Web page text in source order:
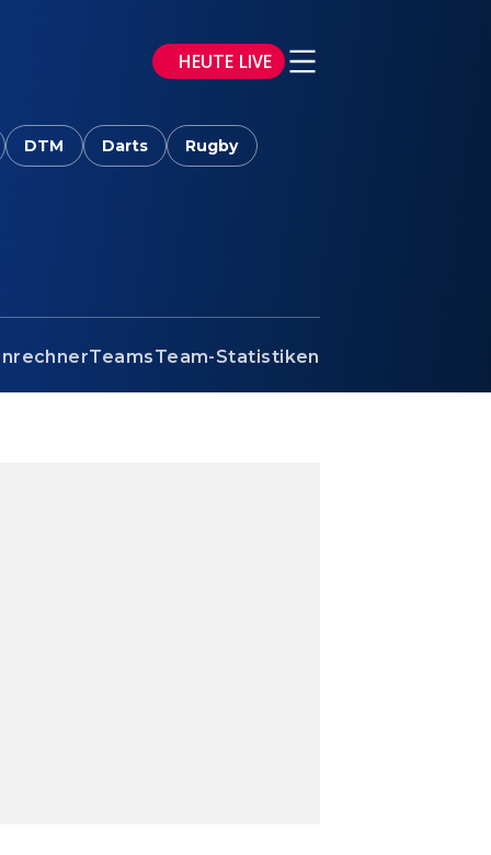
HEUTE LIVE
DTM Darts Rugby
TeamsTeam-Statistiken